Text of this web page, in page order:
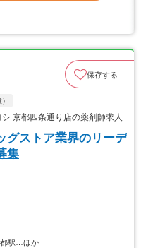
保存する
京都四条通り店の薬剤師求人
グストア業界のリーデ
集
都駅…ほか